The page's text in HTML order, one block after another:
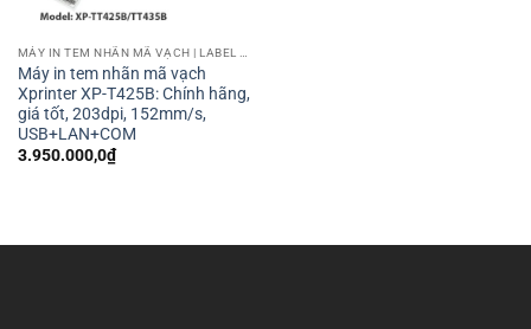
Máy in tem nhãn mã vạch
Xprinter XP-T425B: Chính hãng,
giá tốt, 203dpi, 152mm/s,
USB+LAN+COM
3.950.000,0₫